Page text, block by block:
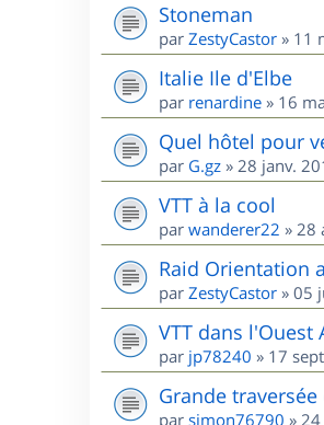
Stoneman
par ZestyCastor » 11
Italie Ile d'Elbe
par renardine » 16
Quel hôtel pour
par G.gz » 28 janv.
VTT à la cool
par wanderer22 » 28
Raid Orientation
par ZestyCastor » 05
VTT dans l'Ouest
par jp78240 » 17
Grande traversée
par simon76790 » 24